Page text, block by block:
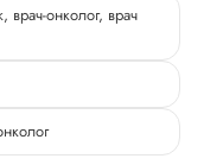
онколог, врач